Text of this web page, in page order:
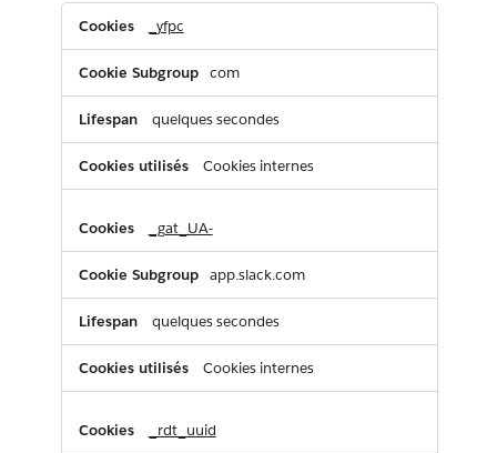
Cookies
publicitaires _yfpc
com
quelques secondes
Cookies internes
_gat_UA-
app.slack.com
quelques secondes
Cookies internes
_rdt_uuid